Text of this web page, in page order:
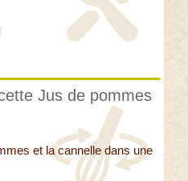
Jus de pommes
et la cannelle dans une